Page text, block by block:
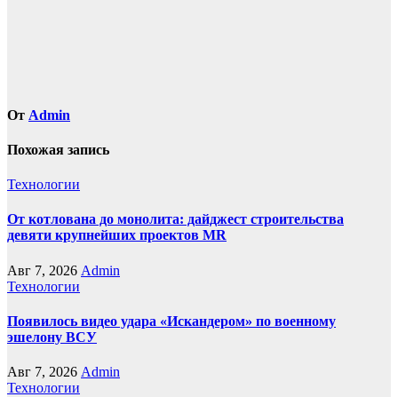
От Admin
Похожая запись
Технологии
От котлована до монолита: дайджест строительства
девяти крупнейших проектов MR
Авг 7, 2026 Admin
Технологии
Появилось видео удара «Искандером» по военному
эшелону ВСУ
Авг 7, 2026 Admin
Технологии